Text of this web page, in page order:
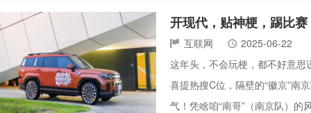
开现代，贴神梗，踢比
互联网
2025-06-22
这年头，不会玩梗，都不好意思
喜提热搜C位，隔壁的“徽京”南
气！凭啥咱“南哥”（南京队）的